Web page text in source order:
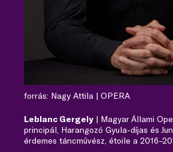
forrás: Nagy Attila | OPERA
Leblanc Gergely | Magyar Állami
principál, Harangozó Gyula-díjas és
érdemes táncművész, étoile a